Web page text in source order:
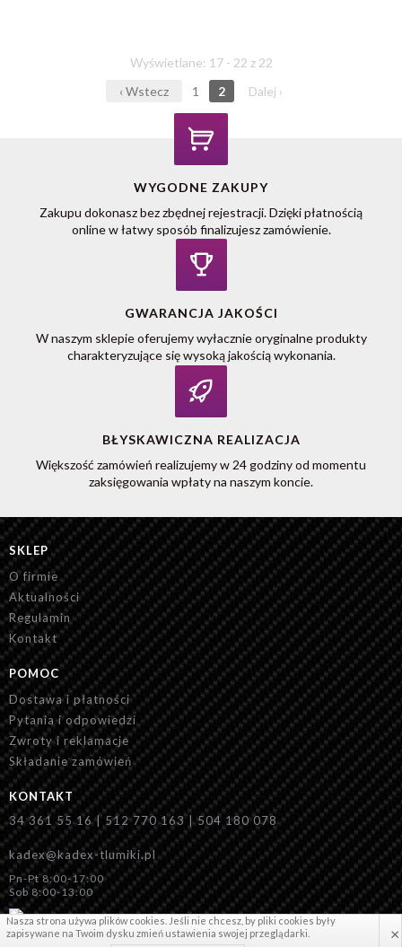
Wyświetlane: 17 - 22 z 22
‹ Wstecz
1 2 Dalej ›
WYGODNE ZAKUPY
Zakupu dokonasz bez zbędnej rejestracji. Dzięki płatnością
online w łatwy sposób finalizujesz zamówienie.
GWARANCJA JAKOŚCI
W naszym sklepie oferujemy wyłacznie oryginalne produkty
charakteryzujące się wysoką jakością wykonania.
BŁYSKAWICZNA REALIZACJA
Większość zamówień realizujemy w 24 godziny od momentu
zaksięgowania wpłaty na naszym koncie.
SKLEP
O firmie
Aktualności
Regulamin
Kontakt
POMOC
Dostawa i płatności
Pytania i odpowiedzi
Zwroty i reklamacje
Składanie zamówień
KONTAKT
34 361 55 16 | 512 770 163 | 504 180 078
kadex@kadex-tlumiki.pl
Pn-Pt 8:00-17:00
Sob 8:00-13:00
Nasza strona używa plików cookies. Jeśli nie chcesz, by pliki cookies były
zapisywane na Twoim dysku zmień ustawienia swojej przeglądarki.
×